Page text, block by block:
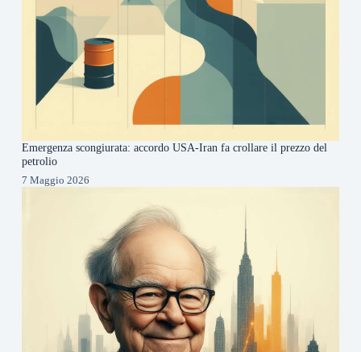
Emergenza scongiurata: accordo USA-Iran fa crollare il prezzo del
petrolio
7 Maggio 2026